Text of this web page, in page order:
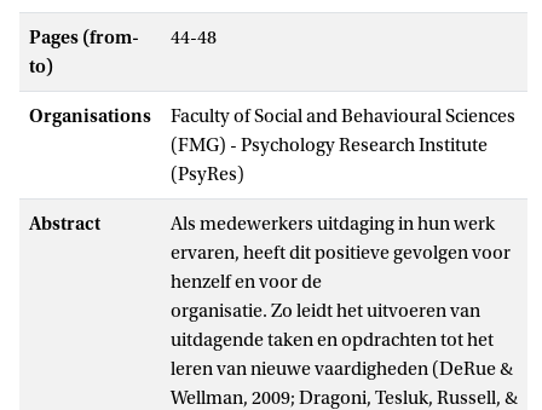
Pages (from-
to)
44-48
Organisations
Faculty of Social and Behavioural Sciences
(FMG) - Psychology Research Institute
(PsyRes)
Abstract
Als medewerkers uitdaging in hun werk
ervaren, heeft dit positieve gevolgen voor
henzelf en voor de
organisatie. Zo leidt het uitvoeren van
uitdagende taken en opdrachten tot het
leren van nieuwe vaardigheden (DeRue &
Wellman, 2009; Dragoni, Tesluk, Russell, &